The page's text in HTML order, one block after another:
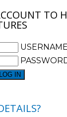
TO
USERNAME